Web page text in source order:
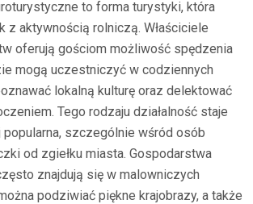
to forma turystyki, która
z aktywnością rolniczą. Właściciele
oferują gościom możliwość spędzenia
mogą uczestniczyć w codziennych
lokalną kulturę oraz delektować
Tego rodzaju działalność staje
szczególnie wśród osób
od zgiełku miasta. Gospodarstwa
znajdują się w malowniczych
podziwiać piękne krajobrazy, a także